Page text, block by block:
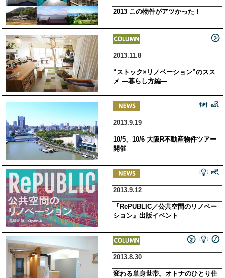
2013 この物件がアツかった！
2013.11.8
“ストック×リノベーション”のスス
メ ―暮らし方編―
2013.9.19
10/5、10/6 大阪R不動産物件ツアー
開催
2013.9.12
『RePUBLIC／公共空間のリノベー
ション』出版イベント
2013.8.30
変わる単身世帯。オトナのひとり住